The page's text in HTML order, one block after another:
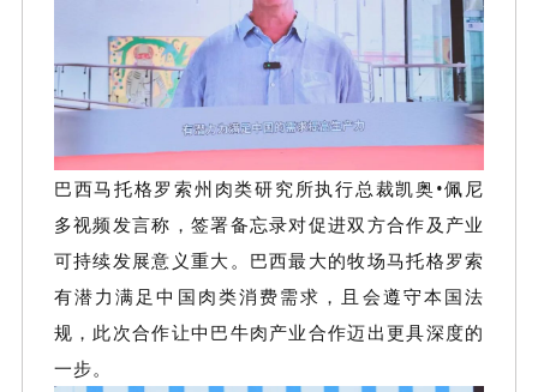
巴西马托格罗索州肉类研究所执行总裁凯奥•佩尼
多视频发言称，签署备忘录对促进双方合作及产业
可持续发展意义重大。巴西最大的牧场马托格罗索
有潜力满足中国肉类消费需求，且会遵守本国法
规，此次合作让中巴牛肉产业合作迈出更具深度的
一步。